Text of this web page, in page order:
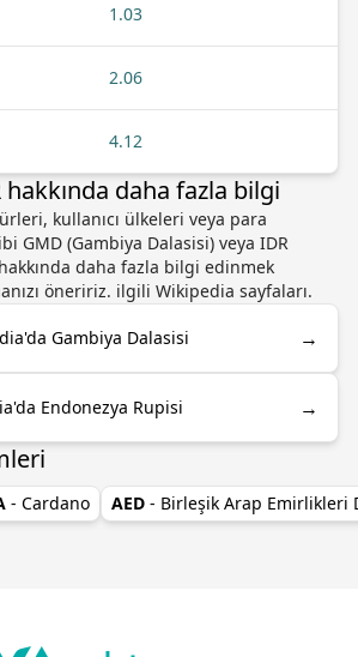
1.03
2.06
4.12
daha fazla bilgi
kullanıcı ülkeleri veya para
GMD (Gambiya Dalasisi) veya IDR
daha fazla bilgi edinmek
öneririz. ilgili Wikipedia sayfaları.
Gambiya Dalasisi →
Endonezya Rupisi →
- Cardano AED - Birleşik Arap Emirlikleri